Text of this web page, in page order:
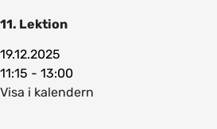
11. Lektion
19.12.2025
11:15 - 13:00
Visa i kalendern